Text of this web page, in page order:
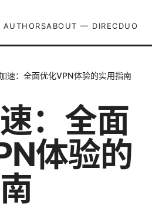
AUTHORSABOUT — DIRECDUO
速：全面优化VPN体验的实用指南
：全面
体验的